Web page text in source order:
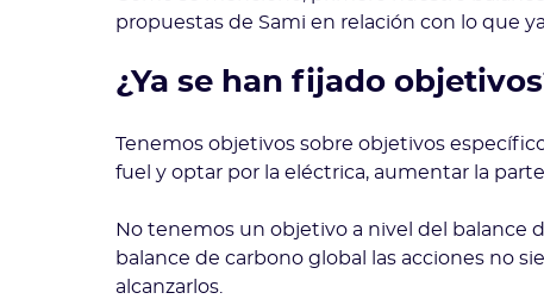
propuestas de Sami en relación con lo que
¿Ya se han fijado
Tenemos objetivos sobre objetivos
fuel y optar por la eléctrica, aumentar la
No tenemos un objetivo a nivel del balance
balance de carbono global las acciones no
alcanzarlos.